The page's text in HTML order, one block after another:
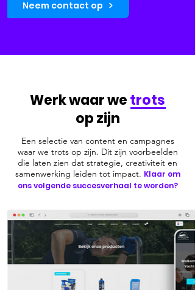
Neem contact op
Werk waar wetrots
op zijn
Een selectie van content en campagnes
waar we trots op zijn. Dit zijn voorbeelden
die laten zien dat strategie, creativiteit en
samenwerking leiden tot impact. Klaar om
ons volgende succesverhaal te worden?